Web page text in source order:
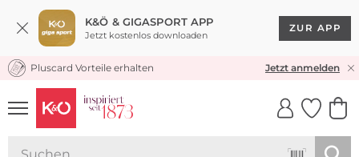
K&Ö & GIGASPORT APP
Jetzt kostenlos downloaden
ZUR APP
KOSTENLOSER VERSAND* & RÜCKVERSAND
Pluscard Vorteile erhalten Jetzt anmelden
UNSERE APP
CLICK &